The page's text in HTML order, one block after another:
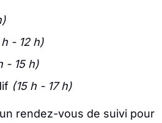
h - 12 h)
- 15 h)
(15 h - 17 h)
rendez-vous de suivi pour